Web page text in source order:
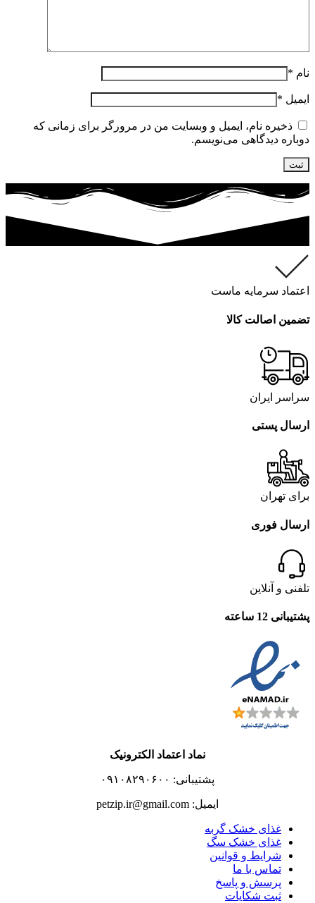
نام *
ایمیل *
ذخیره نام، ایمیل و وبسایت من در مرورگر برای زمانی که
دوباره دیدگاهی می‌نویسم.
اعتماد سرمایه ماست
تضمین اصالت کالا
سراسر ایران
ارسال پستی
برای تهران
ارسال فوری
تلفنی و آنلاین
پشتیبانی 12 ساعته
نماد اعتماد الکترونیک
پشتیبانی: ۰۹۱۰۸۲۹۰۶۰۰
ایمیل: petzip.ir@gmail.com
غذای خشک گربه
غذای خشک سگ
شرایط و قوانین
تماس با ما
پرسش و پاسخ
ثبت شکایات